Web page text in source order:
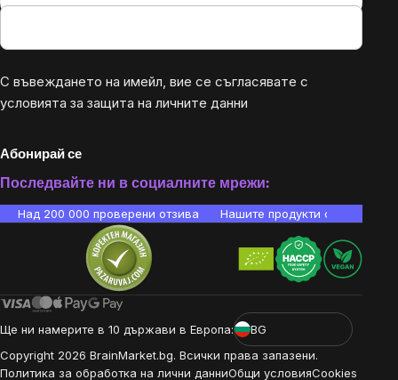
С въвеждането на имейл, вие се съгласявате с
условията за защита на личните данни
Абонирай се
Последвайте ни в социалните мрежи:
Над 200 000 проверени отзива Нашите продукти са
Ще ни намерите в 10 държави в Европа:
BG
Copyright 2026 BrainMarket.bg. Всички права запазени.
Политика за обработка на лични данниОбщи условияCookies